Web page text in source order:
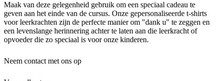
Maak van deze gelegenheid gebruik om een speciaal cadeau te
geven aan het einde van de cursus. Onze gepersonaliseerde t-shirts
voor leerkrachten zijn de perfecte manier om "dank u" te zeggen en
een levenslange herinnering achter te laten aan die leerkracht of
opvoeder die zo speciaal is voor onze kinderen.
Neem contact met ons op